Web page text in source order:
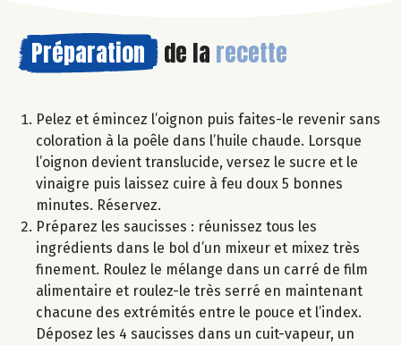
Préparation de la recette
Pelez et émincez l’oignon puis faites-le revenir sans
coloration à la poêle dans l’huile chaude. Lorsque
l’oignon devient translucide, versez le sucre et le
vinaigre puis laissez cuire à feu doux 5 bonnes
minutes. Réservez.
Préparez les saucisses : réunissez tous les
ingrédients dans le bol d’un mixeur et mixez très
finement. Roulez le mélange dans un carré de film
alimentaire et roulez-le très serré en maintenant
chacune des extrémités entre le pouce et l’index.
Déposez les 4 saucisses dans un cuit-vapeur, un